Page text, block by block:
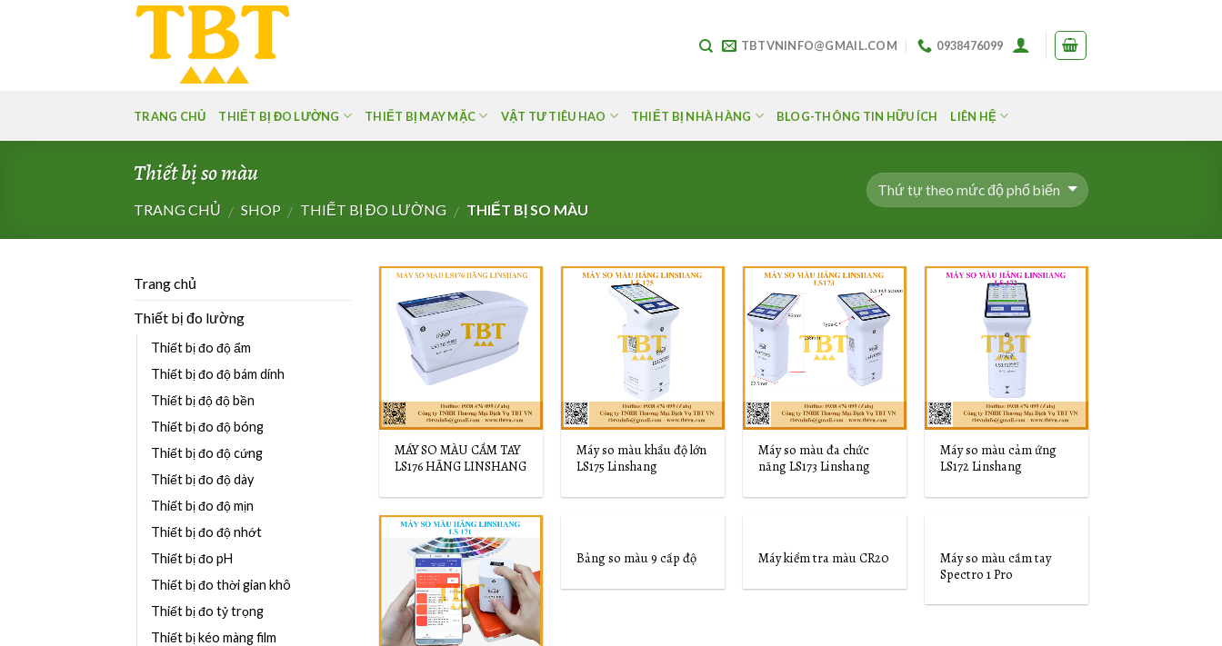
TBTVNINFO@GMAIL.COM 0938476099
TRANG CHỦ THIẾT BỊ ĐO LƯỜNG THIẾT BỊ MAY MẶC VẬT TƯ TIÊU HAO THIẾT BỊ NHÀ HÀNG BLOG-THÔNG TIN HỮU ÍCH LIÊN HỆ
Thiết bị so màu
TRANG CHỦ / SHOP / THIẾT BỊ ĐO LƯỜNG / THIẾT BỊ SO MÀU
Trang chủ
Thiết bị đo lường
Thiết bị đo độ ẩm
Thiết bị đo độ bám dính
Thiết bị độ độ bền
Thiết bị đo độ bóng
Thiết bị đo độ cứng
Thiết bị đo độ dày
Thiết bị đo độ mịn
Thiết bị đo độ nhớt
Thiết bị đo pH
Thiết bị đo thời gian khô
Thiết bị đo tỷ trọng
Thiết bị kéo màng film
Add to
Wishlist
MÁY SO MÀU CẦM TAY
LS176 HÃNG LINSHANG
Add to
Máy so màu khẩu độ lớn
LS175 Linshang
Add to
Wishlist
Máy so màu đa chức
năng LS173 Linshang
Máy so màu cảm ứng
LS172 Linshang
Add to
Wishlist
Add to
Bảng so màu 9 cấp độ
Add to
Máy kiểm tra màu CR20
Add to
Máy so màu cầm tay
Spectro 1 Pro